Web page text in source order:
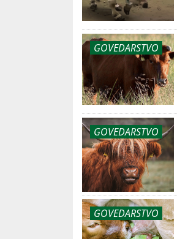
GOVEDARSTVO
GOVEDARSTVO
GOVEDARSTVO